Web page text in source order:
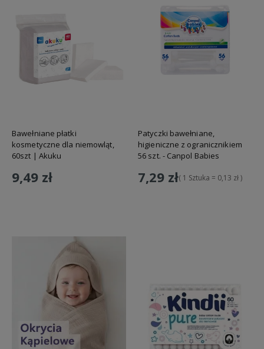
Bawełniane płatki
kosmetyczne dla niemowląt,
60szt | Akuku
9,49 zł
Patyczki bawełniane,
higieniczne z ogranicznikiem
56 szt. - Canpol Babies
7,29 zł( 1 Sztuka = 0,13 zł )